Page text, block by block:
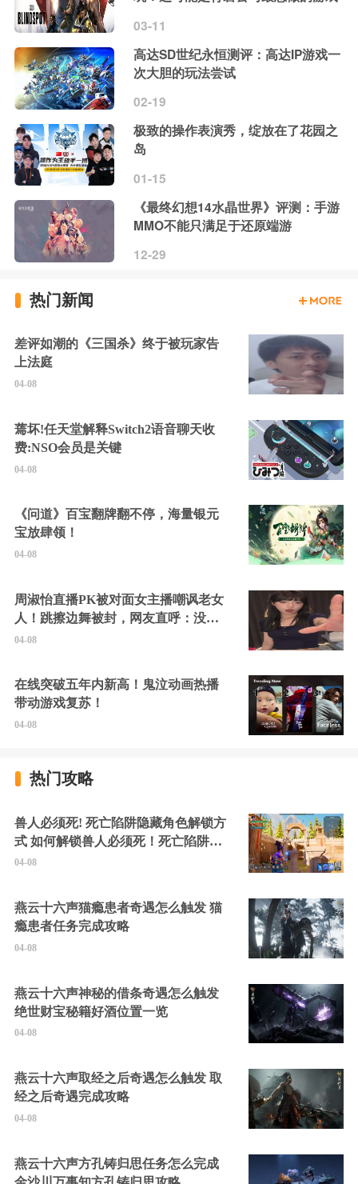
03-11
高达SD世纪永恒测评：高达IP游戏一
次大胆的玩法尝试
02-19
极致的操作表演秀，绽放在了花园之
岛
01-15
《最终幻想14水晶世界》评测：手游
MMO不能只满足于还原端游
12-29
热门新闻
差评如潮的《三国杀》终于被玩家告
上法庭
04-08
蔫坏!任天堂解释Switch2语音聊天收
费:NSO会员是关键
04-08
《问道》百宝翻牌翻不停，海量银元
宝放肆领！
04-08
周淑怡直播PK被对面女主播嘲讽老女
人！跳擦边舞被封，网友直呼：没边
硬擦封的好！
04-08
在线突破五年内新高！鬼泣动画热播
带动游戏复苏！
04-08
热门攻略
兽人必须死! 死亡陷阱隐藏角色解锁方
式 如何解锁兽人必须死！死亡陷阱中
的隐藏角色
04-08
燕云十六声猫瘾患者奇遇怎么触发 猫
瘾患者任务完成攻略
04-08
燕云十六声神秘的借条奇遇怎么触发
绝世财宝秘籍好酒位置一览
04-08
燕云十六声取经之后奇遇怎么触发 取
经之后奇遇完成攻略
04-08
燕云十六声方孔铸归思任务怎么完成